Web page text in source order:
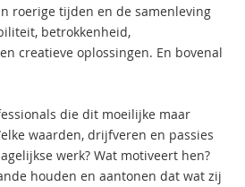
roerige tijden en de samenleving
betrokkenheid,
creatieve oplossingen. En bovenal
die dit moeilijke maar
waarden, drijfveren en passies
werk? Wat motiveert hen?
houden en aantonen dat wat zij